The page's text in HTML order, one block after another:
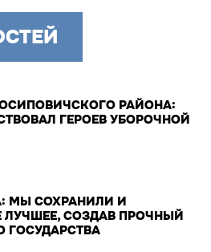
РАЙОНА:
ГЕРОЕВ УБОРОЧНОЙ
МЫ СОХРАНИЛИ И
СОЗДАВ ПРОЧНЫЙ
ГОСУДАРСТВА